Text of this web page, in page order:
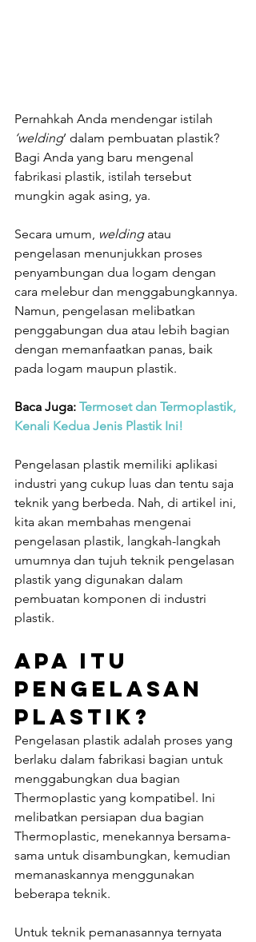
Pernahkah Anda mendengar istilah
‘welding’ dalam pembuatan plastik?
Bagi Anda yang baru mengenal
fabrikasi plastik, istilah tersebut
mungkin agak asing, ya.
Secara umum, welding atau
pengelasan menunjukkan proses
penyambungan dua logam dengan
cara melebur dan menggabungkannya.
Namun, pengelasan melibatkan
penggabungan dua atau lebih bagian
dengan memanfaatkan panas, baik
pada logam maupun plastik.
Baca Juga: Termoset dan Termoplastik,
Kenali Kedua Jenis Plastik Ini!
Pengelasan plastik memiliki aplikasi
industri yang cukup luas dan tentu saja
teknik yang berbeda. Nah, di artikel ini,
kita akan membahas mengenai
pengelasan plastik, langkah-langkah
umumnya dan tujuh teknik pengelasan
plastik yang digunakan dalam
pembuatan komponen di industri
plastik.
Apa itu
Pengelasan
Plastik?
Pengelasan plastik adalah proses yang
berlaku dalam fabrikasi bagian untuk
menggabungkan dua bagian
Thermoplastic yang kompatibel. Ini
melibatkan persiapan dua bagian
Thermoplastic, menekannya bersama-
sama untuk disambungkan, kemudian
memanaskannya menggunakan
beberapa teknik.
Untuk teknik pemanasannya ternyata